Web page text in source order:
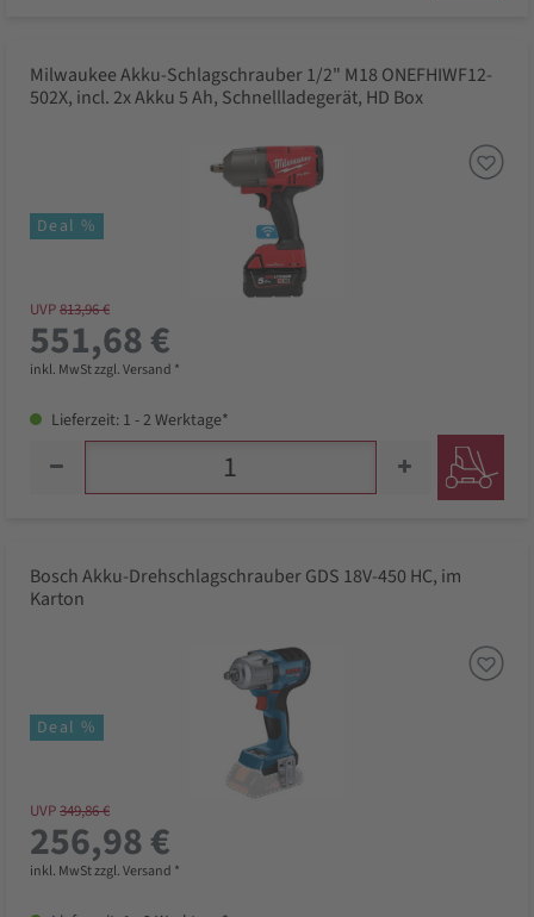
Milwaukee Akku-Schlagschrauber 1/2" M18 ONEFHIWF12-
502X, incl. 2x Akku 5 Ah, Schnellladegerät, HD Box
Deal %
UVP813,96 €
551,68 €
inkl. MwSt zzgl. Versand *
Lieferzeit: 1 - 2 Werktage*
Bosch Akku-Drehschlagschrauber GDS 18V-450 HC, im
Karton
Deal %
UVP349,86 €
256,98 €
inkl. MwSt zzgl. Versand *